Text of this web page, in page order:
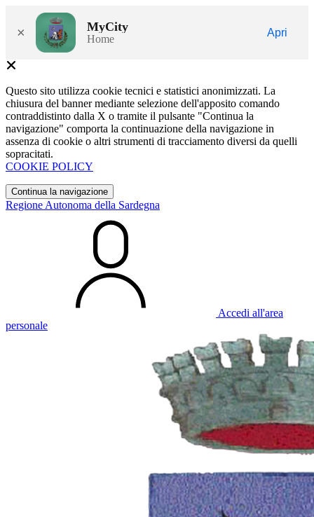
× MyCity
Home
Apri
Questo sito utilizza cookie tecnici e statistici anonimizzati. La
chiusura del banner mediante selezione dell'apposito comando
contraddistinto dalla X o tramite il pulsante "Continua la
navigazione" comporta la continuazione della navigazione in
assenza di cookie o altri strumenti di tracciamento diversi da quelli
sopracitati.
COOKIE POLICY
Continua la navigazione
Regione Autonoma della Sardegna
Accedi all'area
personale